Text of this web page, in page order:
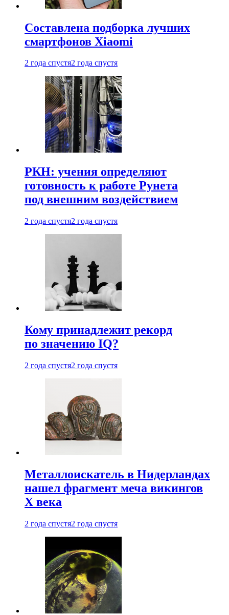
Составлена подборка лучших
смартфонов Xiaomi
2 года спустя2 года спустя
РКН: учения определяют
готовность к работе Рунета
под внешним воздействием
2 года спустя2 года спустя
Кому принадлежит рекорд
по значению IQ?
2 года спустя2 года спустя
Металлоискатель в Нидерландах
нашел фрагмент меча викингов
X века
2 года спустя2 года спустя